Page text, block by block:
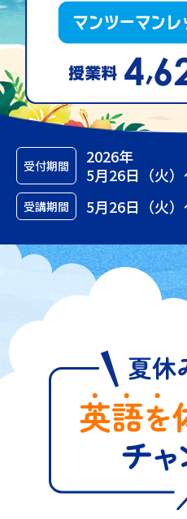
受付期間
2026年
5月26日（火）
受講期間 5月26日（火）